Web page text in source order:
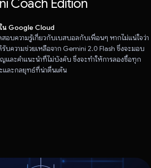
Coach Edition
น Google Cloud
อบความรู้เกี่ยวกับเบสบอลกับเพื่อนๆ หากไม่แน่ใจว่า
บความช่วยเหลือจาก Gemini 2.0 Flash ซึ่งจะมอบ
และคำแนะนำที่ไม่บังคับ ซึ่งจะทำให้การลองซื้อทุก
ละกลยุทธ์ที่น่าตื่นเต้น